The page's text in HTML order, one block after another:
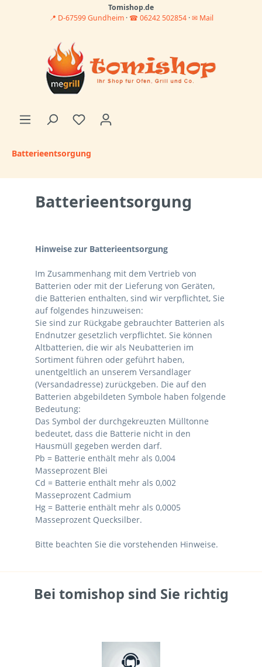
Tomishop.de
📍 D-67599 Gundheim · ☎ 06242 502854·✉ Mail
Batterieentsorgung
Batterieentsorgung
Hinweise zur Batterieentsorgung
Im Zusammenhang mit dem Vertrieb von
Batterien oder mit der Lieferung von Geräten,
die Batterien enthalten, sind wir verpflichtet, Sie
auf folgendes hinzuweisen:
Sie sind zur Rückgabe gebrauchter Batterien als
Endnutzer gesetzlich verpflichtet. Sie können
Altbatterien, die wir als Neubatterien im
Sortiment führen oder geführt haben,
unentgeltlich an unserem Versandlager
(Versandadresse) zurückgeben. Die auf den
Batterien abgebildeten Symbole haben folgende
Bedeutung:
Das Symbol der durchgekreuzten Mülltonne
bedeutet, dass die Batterie nicht in den
Hausmüll gegeben werden darf.
Pb = Batterie enthält mehr als 0,004
Masseprozent Blei
Cd = Batterie enthält mehr als 0,002
Masseprozent Cadmium
Hg = Batterie enthält mehr als 0,0005
Masseprozent Quecksilber.
Bitte beachten Sie die vorstehenden Hinweise.
Bei tomishop sind Sie richtig